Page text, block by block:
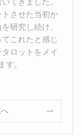
させた当初か
研究し続け、
これたと感じ
ロットをメイ
す。